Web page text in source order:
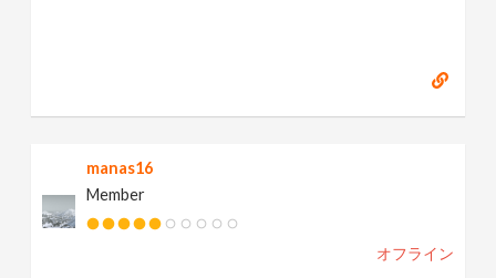
manas16
Member
オフライン